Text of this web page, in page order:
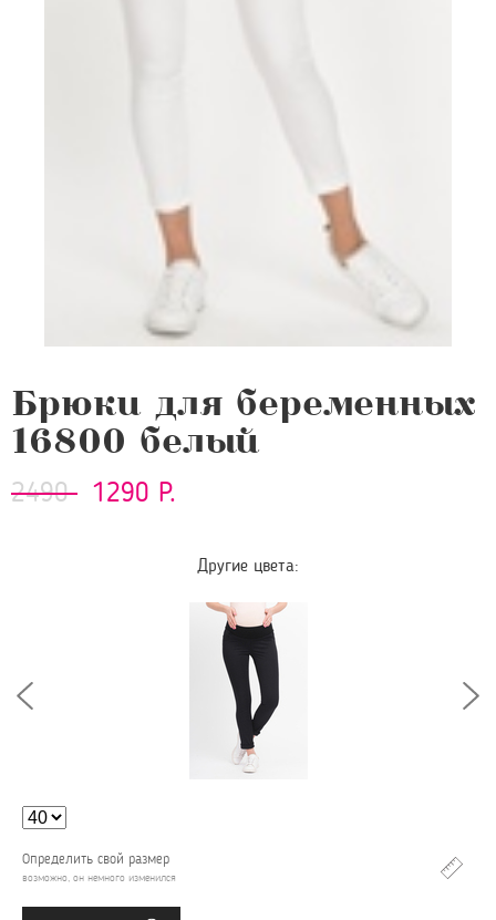
Брюки для беременных
16800 белый
2490 1290 Р.
Другие цвета:
Определить свой размер
возможно, он немного изменился